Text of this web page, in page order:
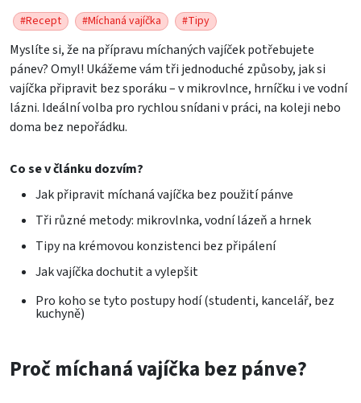
#Recept #Míchaná vajíčka #Tipy
Myslíte si, že na přípravu míchaných vajíček potřebujete
pánev? Omyl! Ukážeme vám tři jednoduché způsoby, jak si
vajíčka připravit bez sporáku – v mikrovlnce, hrníčku i ve vodní
lázni. Ideální volba pro rychlou snídani v práci, na koleji nebo
doma bez nepořádku.
Co se v článku dozvím?
Jak připravit míchaná vajíčka bez použití pánve
Tři různé metody: mikrovlnka, vodní lázeň a hrnek
Tipy na krémovou konzistenci bez připálení
Jak vajíčka dochutit a vylepšit
Pro koho se tyto postupy hodí (studenti, kancelář, bez
kuchyně)
Proč míchaná vajíčka bez pánve?